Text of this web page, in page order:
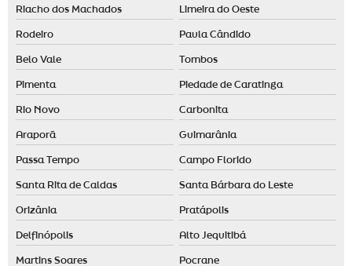
Riacho dos Machados Limeira do Oeste
Rodeiro Paula Cândido
Belo Vale Tombos
Pimenta Piedade de Caratinga
Rio Novo Carbonita
Araporã Guimarânia
Passa Tempo Campo Florido
Santa Rita de Caldas Santa Bárbara do Leste
Orizânia Pratápolis
Delfinópolis Alto Jequitibá
Martins Soares Pocrane